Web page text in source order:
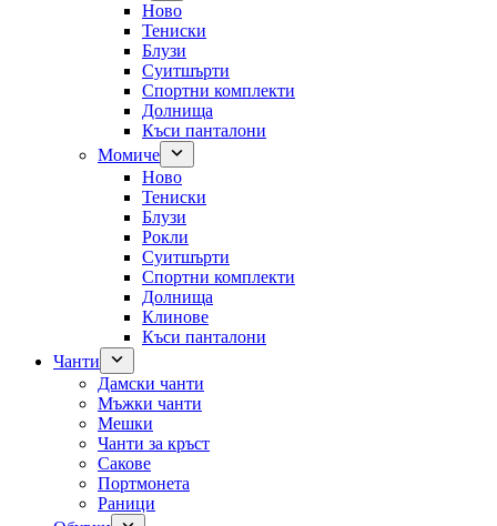
Ново
Тениски
Блузи
Суитшърти
Спортни комплекти
Долнища
Къси панталони
Момиче
Ново
Тениски
Блузи
Рокли
Суитшърти
Спортни комплекти
Долнища
Клинове
Къси панталони
Чанти
Дамски чанти
Мъжки чанти
Мешки
Чанти за кръст
Сакове
Портмонета
Раници